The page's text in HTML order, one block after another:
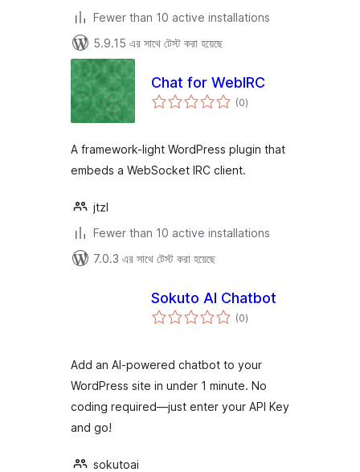
Fewer than 10 active installations
5.9.15 এর সাথে টেস্ট করা হয়েছে
Chat for WebIRC
(0total
ratings
)
A framework-light WordPress plugin that
embeds a WebSocket IRC client.
jtzl
Fewer than 10 active installations
7.0.3 এর সাথে টেস্ট করা হয়েছে
Sokuto AI Chatbot
(0total
ratings
)
Add an AI-powered chatbot to your
WordPress site in under 1 minute. No
coding required—just enter your API Key
and go!
sokutoai